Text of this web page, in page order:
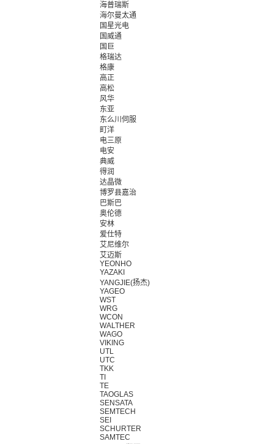
海普瑞斯
海尔曼太通
国星光电
国威通
国巨
格瑞达
格康
高正
高松
风华
东亚
东么川伺服
町洋
电三原
电安
典威
得润
达晶微
博罗县嘉治
巴斯巴
奥伦德
安林
爱仕特
艾尼维尔
艾迈斯
YEONHO
YAZAKI
YANGJIE(扬杰)
YAGEO
WST
WRG
WCON
WALTHER
WAGO
VIKING
UTL
UTC
TKK
TI
TE
TAOGLAS
SENSATA
SEMTECH
SEI
SCHURTER
SAMTEC